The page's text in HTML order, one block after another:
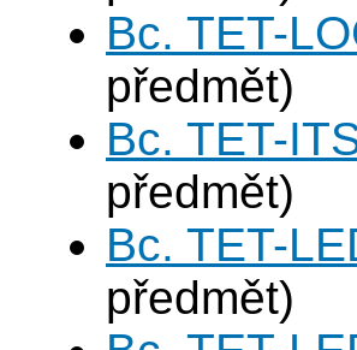
Bc. TET-
předmět)
Bc. TET-
předmět)
Bc. TET-
předmět)